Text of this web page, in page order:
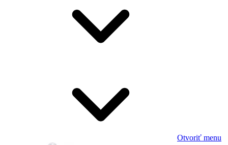
Otvoriť menu